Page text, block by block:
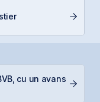
cu un avans